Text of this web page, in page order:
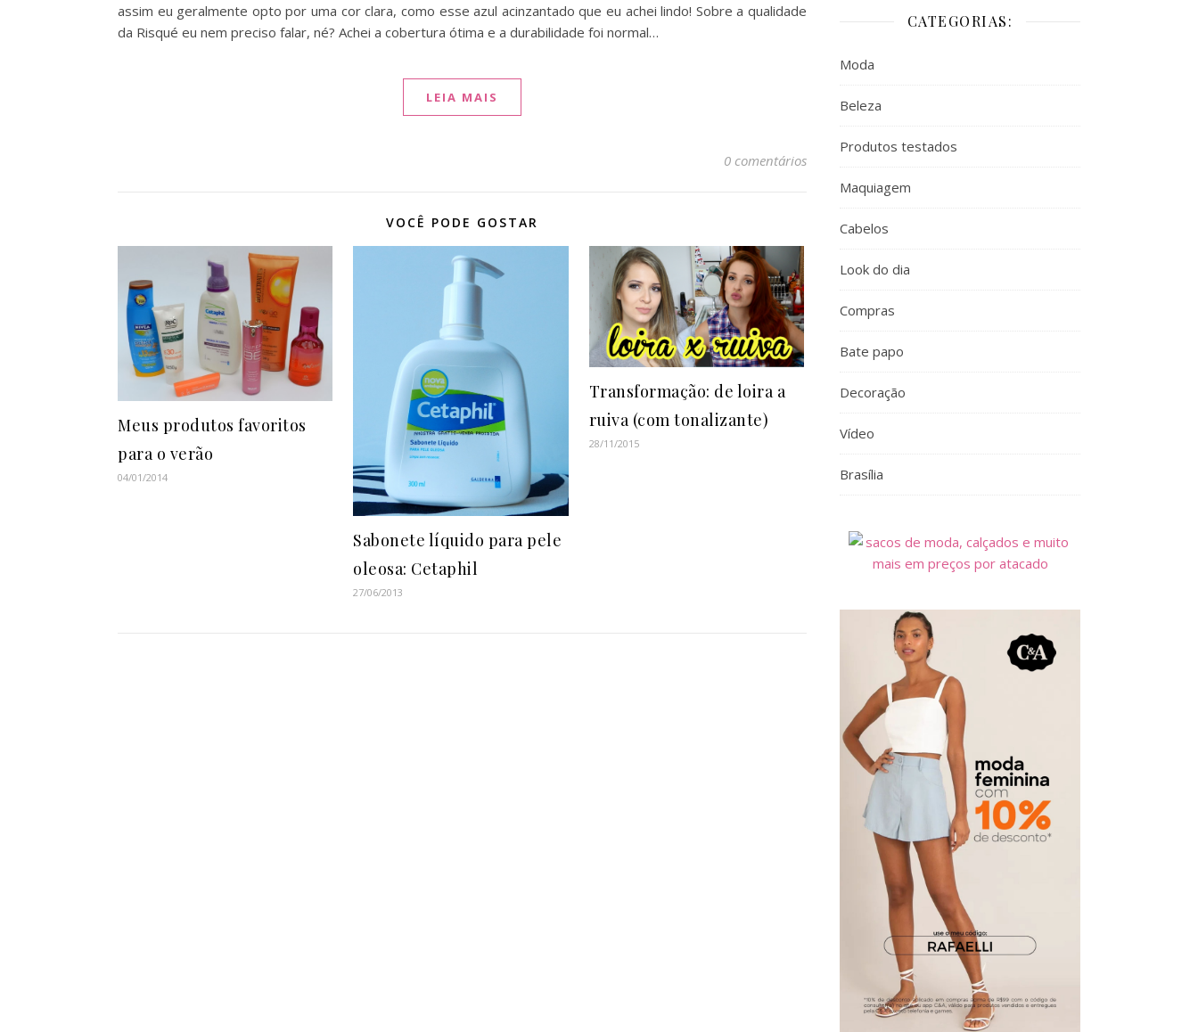
assim eu geralmente opto por uma cor clara, como esse azul acinzantado que eu achei lindo! Sobre a qualidade
da Risqué eu nem preciso falar, né? Achei a cobertura ótima e a durabilidade foi normal…
LEIA MAIS
0 comentários
VOCÊ PODE GOSTAR
Meus produtos favoritos
para o verão
04/01/2014
Sabonete líquido para pele
oleosa: Cetaphil
27/06/2013
Transformação: de loira a
ruiva (com tonalizante)
28/11/2015
CATEGORIAS:
Moda
Beleza
Produtos testados
Maquiagem
Cabelos
Look do dia
Compras
Bate papo
Decoração
Vídeo
Brasília